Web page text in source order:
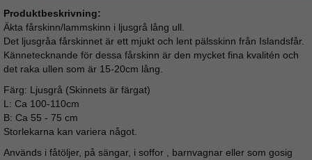
Produktbeskrivning:
Äkta fårskinn/lammskinn i ljusgrå lång ull.
Det ljusgråa fårskinnet är ett mjukt och lent pälsskinn från Islandsfår.
Kännetecknande för dessa fårskinn är den mycket fina kvalitén och
det raka ullen som är 15-20cm lång.
Färg: Ljusgrå (Skinnets är färgat)
L: Ca 100-110cm
B: Ca 55 - 75 cm
Storlekarna kan variera något.
Används i fåtöljer, på sängar, i soffor , barnvagnar eller som gosig